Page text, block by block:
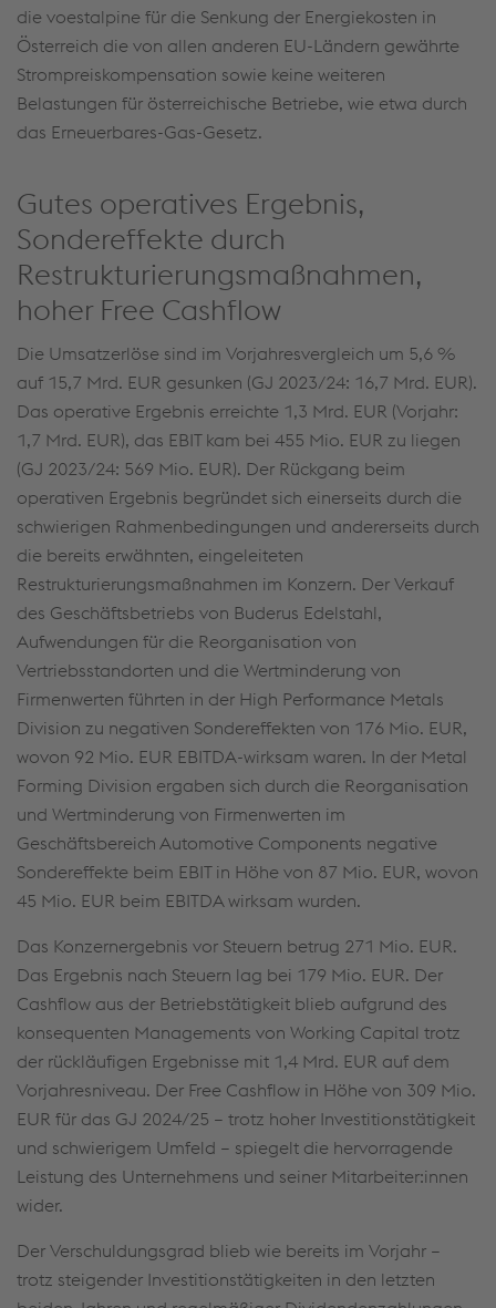
die voestalpine für die Senkung der Energiekosten in
Österreich die von allen anderen EU-Ländern gewährte
Strompreiskompensation sowie keine weiteren
Belastungen für österreichische Betriebe, wie etwa durch
das Erneuerbares-Gas-Gesetz.
Gutes operatives Ergebnis,
Sondereffekte durch
Restrukturierungsmaßnahmen,
hoher Free Cashflow
Die Umsatzerlöse sind im Vorjahresvergleich um 5,6 %
auf 15,7 Mrd. EUR gesunken (GJ 2023/24: 16,7 Mrd. EUR).
Das operative Ergebnis erreichte 1,3 Mrd. EUR (Vorjahr:
1,7 Mrd. EUR), das EBIT kam bei 455 Mio. EUR zu liegen
(GJ 2023/24: 569 Mio. EUR). Der Rückgang beim
operativen Ergebnis begründet sich einerseits durch die
schwierigen Rahmenbedingungen und andererseits durch
die bereits erwähnten, eingeleiteten
Restrukturierungsmaßnahmen im Konzern. Der Verkauf
des Geschäftsbetriebs von Buderus Edelstahl,
Aufwendungen für die Reorganisation von
Vertriebsstandorten und die Wertminderung von
Firmenwerten führten in der High Performance Metals
Division zu negativen Sondereffekten von 176 Mio. EUR,
wovon 92 Mio. EUR EBITDA-wirksam waren. In der Metal
Forming Division ergaben sich durch die Reorganisation
und Wertminderung von Firmenwerten im
Geschäftsbereich Automotive Components negative
Sondereffekte beim EBIT in Höhe von 87 Mio. EUR, wovon
45 Mio. EUR beim EBITDA wirksam wurden.
Das Konzernergebnis vor Steuern betrug 271 Mio. EUR.
Das Ergebnis nach Steuern lag bei 179 Mio. EUR. Der
Cashflow aus der Betriebstätigkeit blieb aufgrund des
konsequenten Managements von Working Capital trotz
der rückläufigen Ergebnisse mit 1,4 Mrd. EUR auf dem
Vorjahresniveau. Der Free Cashflow in Höhe von 309 Mio.
EUR für das GJ 2024/25 – trotz hoher Investitionstätigkeit
und schwierigem Umfeld – spiegelt die hervorragende
Leistung des Unternehmens und seiner Mitarbeiter:innen
wider.
Der Verschuldungsgrad blieb wie bereits im Vorjahr –
trotz steigender Investitionstätigkeiten in den letzten